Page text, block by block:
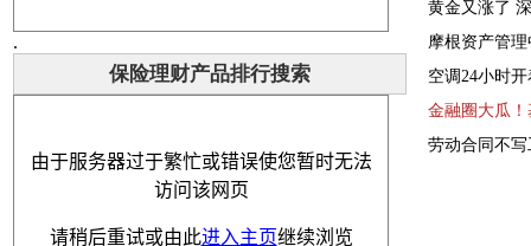
.
保险理财产品排行搜索
黄金 又涨了 深
摩根资产管理
空调24小时开
金融 圈 大瓜 ！
劳动合同不写